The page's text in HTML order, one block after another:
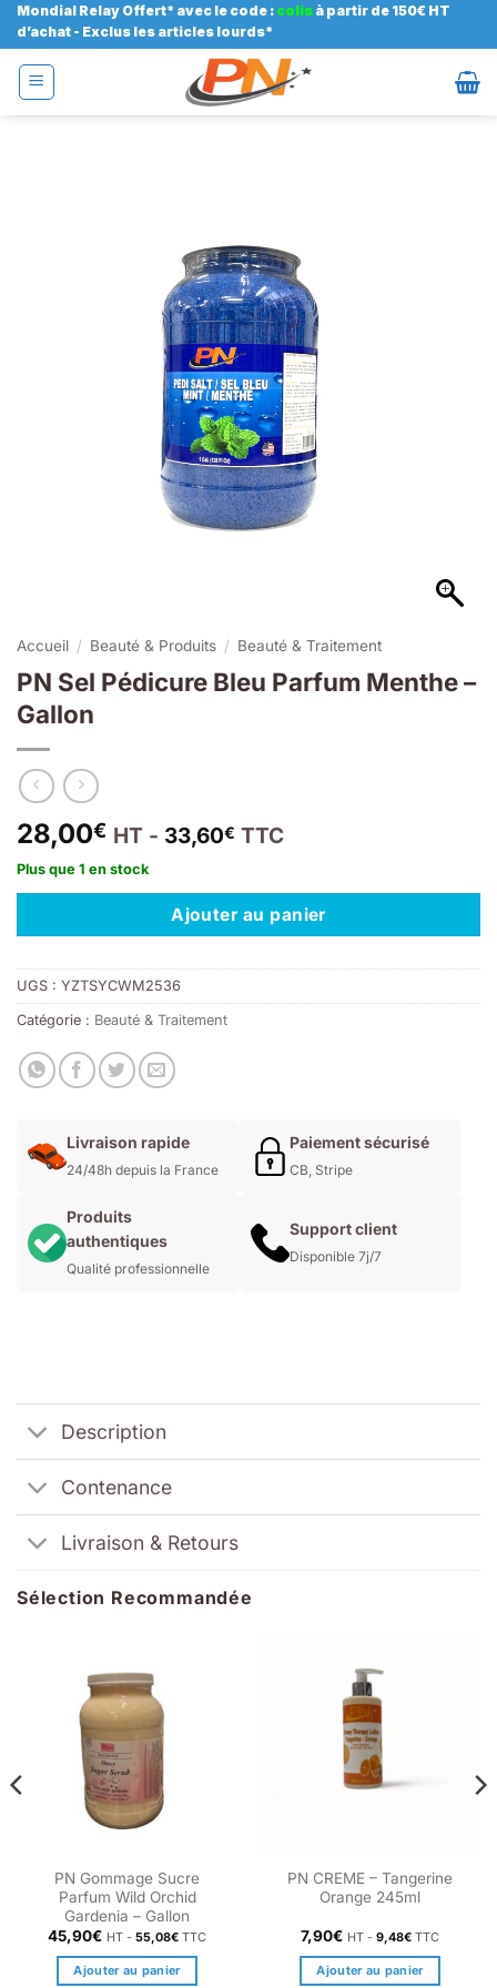
Passer
au
contenu
Mondial Relay Offert* avec le code : colis à partir de 150€ HT
d’achat - Exclus les articles lourds*
Accueil / Beauté & Produits / Beauté & Traitement
PN Sel Pédicure Bleu Parfum Menthe –
Gallon
28,00€ HT - 33,60€ TTC
Plus que 1 en stock
Ajouter au panier
UGS : YZTSYCWM2536
Catégorie : Beauté & Traitement
Livraison rapide
24/48h depuis la France
Paiement sécurisé
CB, Stripe
Produits
authentiques
Qualité professionnelle
Support client
Disponible 7j/7
Description
Contenance
Livraison & Retours
Sélection Recommandée
PN Gommage Sucre
Parfum Wild Orchid
Gardenia – Gallon
45,90€ HT - 55,08€ TTC
Ajouter au panier
PN CREME – Tangerine
Orange 245ml
7,90€ HT - 9,48€ TTC
Ajouter au panier